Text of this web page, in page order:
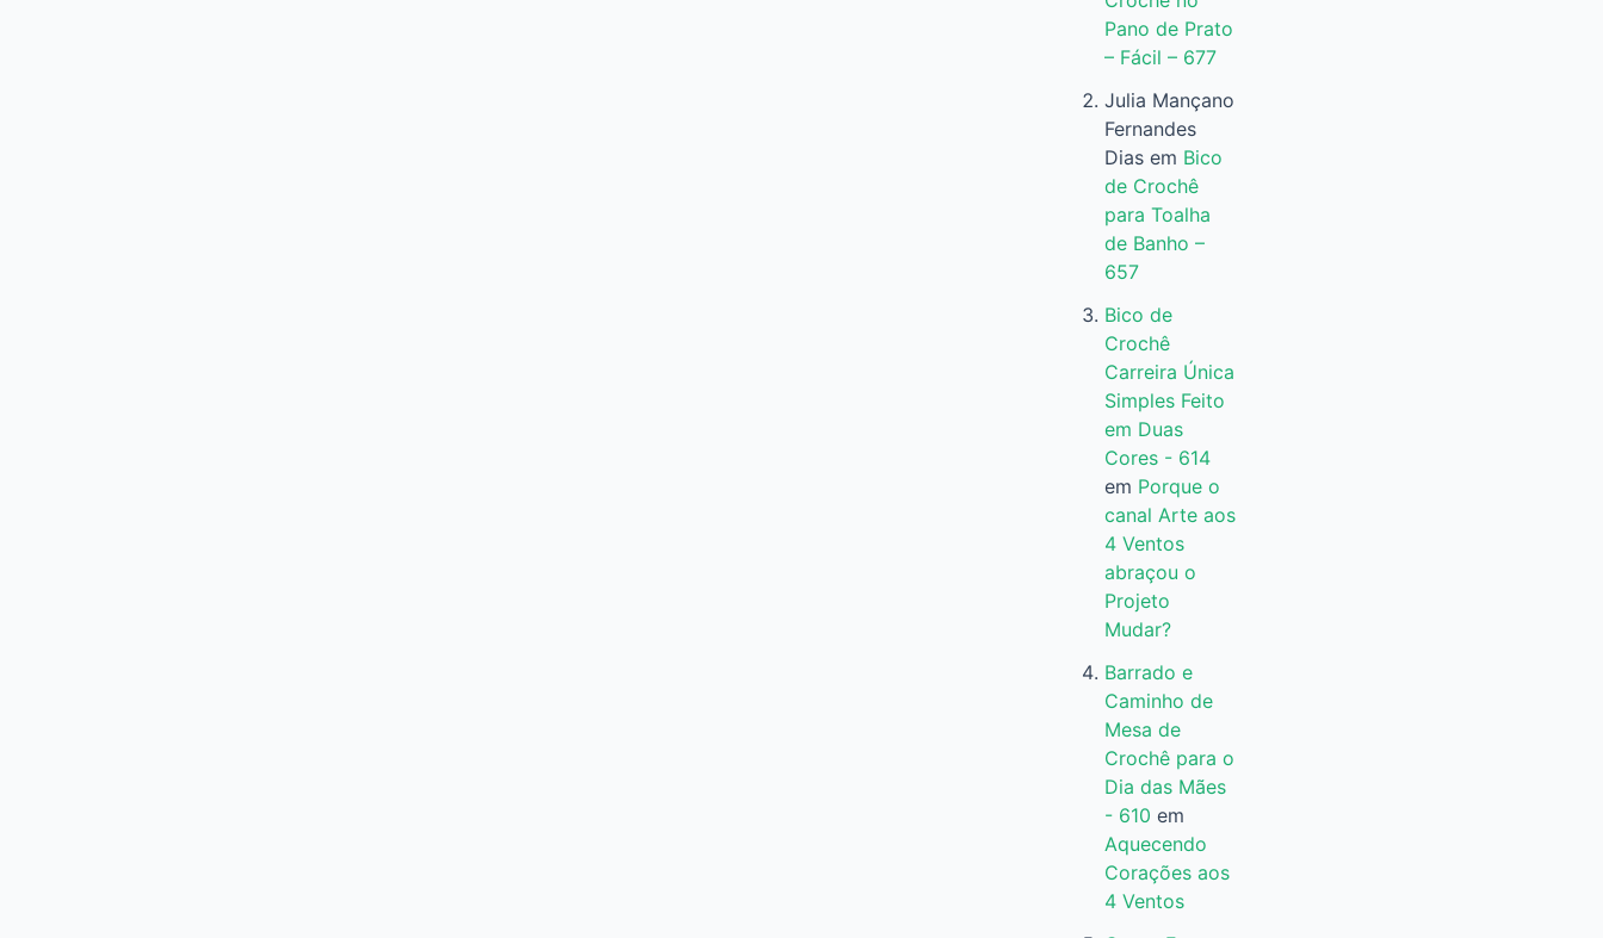
Pano de Prato
– Fácil – 677
Julia Mançano
Fernandes
Diasem Bico
de Crochê
para Toalha
de Banho –
657
Bico de
Crochê
Carreira Única
Simples Feito
em Duas
Cores - 614
em Porque o
canal Arte aos
4 Ventos
abraçou o
Projeto
Mudar?
Barrado e
Caminho de
Mesa de
Crochê para o
Dia das Mães
- 610 em
Aquecendo
Corações aos
4 Ventos